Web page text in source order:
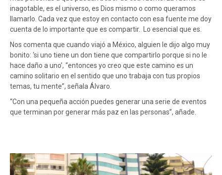
inagotable, es el universo, es Dios mismo o como queramos
llamarlo. Cada vez que estoy en contacto con esa fuente me doy
cuenta de lo importante que es compartir. Lo esencial que es.
Nos comenta que cuando viajó a México, alguien le dijo algo muy
bonito: ‘si uno tiene un don tiene que compartirlo porque si no le
hace daño a uno’, “entonces yo creo que este camino es un
camino solitario en el sentido que uno trabaja con tus propios
temas, tu mente”, señala Álvaro.
“Con una pequeña acción puedes generar una serie de eventos
que terminan por generar más paz en las personas”, añade.